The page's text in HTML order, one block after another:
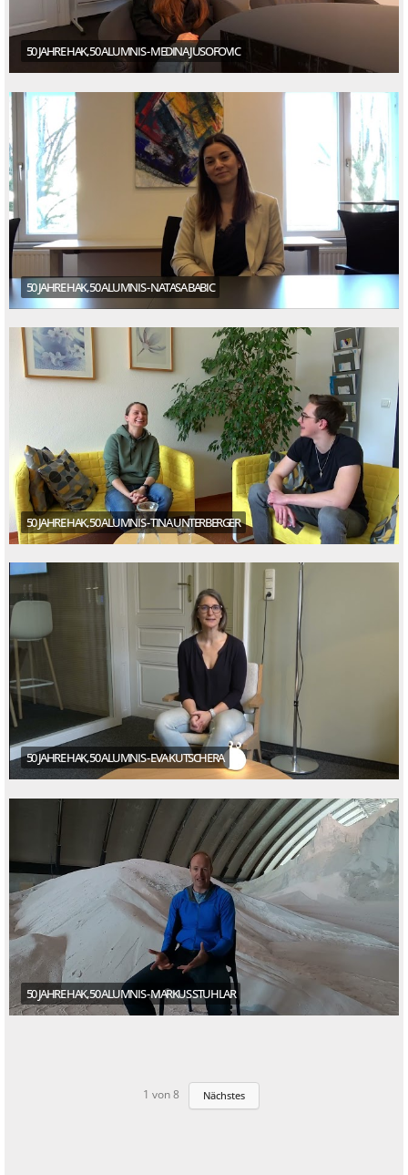
50 JAHRE HAK, 50 ALUMNIS - MEDINA JUSOFOVIC
50 JAHRE HAK, 50 ALUMNIS - NATASA BABIC
50 JAHRE HAK, 50 ALUMNIS - TINA UNTERBERGER
50 JAHRE HAK, 50 ALUMNIS - EVA KUTSCHERA
50 JAHRE HAK, 50 ALUMNIS - MARKUS STUHLAR
1 von 8 Nächstes